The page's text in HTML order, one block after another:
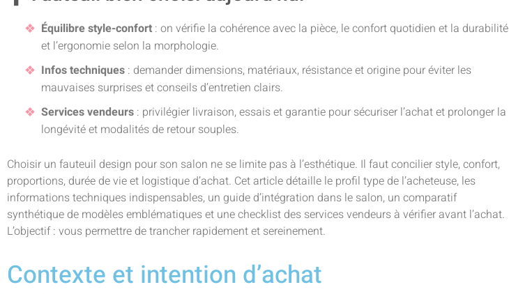
Équilibre style-confort : on vérifie la cohérence avec la pièce, le confort quotidien et la durabilité
et l’ergonomie selon la morphologie.
Infos techniques : demander dimensions, matériaux, résistance et origine pour éviter les
mauvaises surprises et conseils d’entretien clairs.
Services vendeurs : privilégier livraison, essais et garantie pour sécuriser l’achat et prolonger la
longévité et modalités de retour souples.
Choisir un fauteuil design pour son salon ne se limite pas à l’esthétique. Il faut concilier style, confort,
proportions, durée de vie et logistique d’achat. Cet article détaille le profil type de l’acheteuse, les
informations techniques indispensables, un guide d’intégration dans le salon, un comparatif
synthétique de modèles emblématiques et une checklist des services vendeurs à vérifier avant l’achat.
L’objectif : vous permettre de trancher rapidement et sereinement.
Contexte et intention d’achat